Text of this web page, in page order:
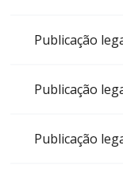
Publicação
Publicação
Publicação